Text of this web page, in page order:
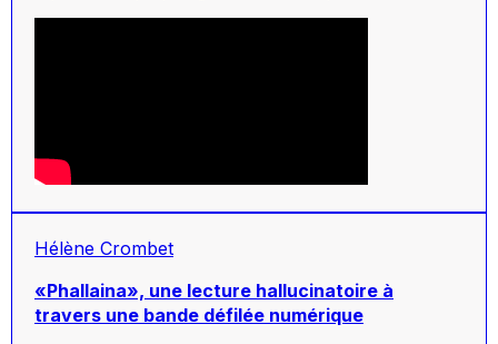
Hélène Crombet
«Phallaina», une lecture hallucinatoire à
travers une bande défilée numérique